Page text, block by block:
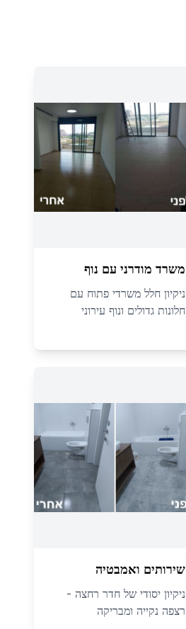
משרד מודרני עם נוף
ניקיון חלל משרדי פתוח עם
חלונות גדולים ונוף עירוני
שירותים ואמבטיה
ניקיון יסודי של חדר רחצה -
רצפה נקייה ומבריקה